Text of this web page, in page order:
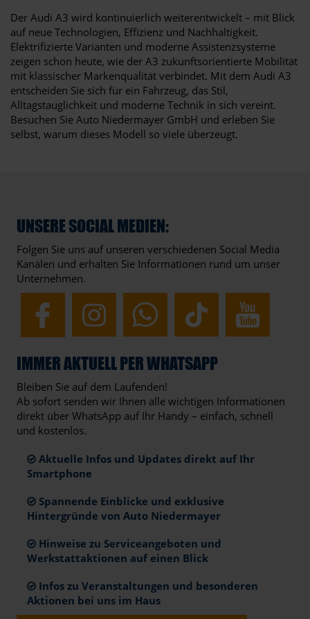
Der Audi A3 wird kontinuierlich weiterentwickelt – mit Blick
auf neue Technologien, Effizienz und Nachhaltigkeit.
Elektrifizierte Varianten und moderne Assistenzsysteme
zeigen schon heute, wie der A3 zukunftsorientierte Mobilität
mit klassischer Markenqualität verbindet. Mit dem Audi A3
entscheiden Sie sich für ein Fahrzeug, das Stil,
Alltagstauglichkeit und moderne Technik in sich vereint.
Besuchen Sie Auto Niedermayer GmbH und erleben Sie
selbst, warum dieses Modell so viele überzeugt.
UNSERE SOCIAL MEDIEN:
Folgen Sie uns auf unseren verschiedenen Social Media
Kanälen und erhalten Sie Informationen rund um unser
Unternehmen.
IMMER AKTUELL PER WHATSAPP
Bleiben Sie auf dem Laufenden!
Ab sofort senden wir Ihnen alle wichtigen Informationen
direkt über WhatsApp auf Ihr Handy – einfach, schnell
und kostenlos.
Aktuelle Infos und Updates direkt auf Ihr
Smartphone
Spannende Einblicke und exklusive
Hintergründe von Auto Niedermayer
Hinweise zu Serviceangeboten und
Werkstattaktionen auf einen Blick
Infos zu Veranstaltungen und besonderen
Aktionen bei uns im Haus